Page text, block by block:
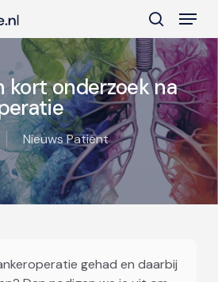
search
Menu
kort onderzoek na
Nieuws Patiënt
gehad en daarbij
Close
Menu